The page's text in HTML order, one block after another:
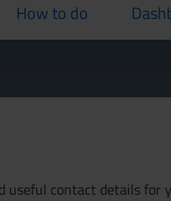
How to do
current
useful contact details